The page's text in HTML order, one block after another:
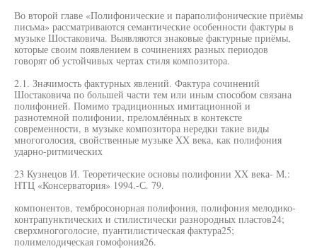
Во второй главе «Полифонические и параполифонические приёмы
письма» рассматриваются семантические особенности фактуры в
музыке Шостаковича. Выявляются знаковые фактурные приёмы,
которые своим появлением в сочинениях разных периодов
говорят об устойчивых чертах стиля композитора.
2.1. Значимость фактурных явлений. Фактура сочинений
Шостаковича по большей части тем или иным способом связана
полифонией. Помимо традиционных имитационной и
разнотемной полифонии, преломлённых в контексте
современности, в музыке композитора нередки такие виды
многоголосия, свойственные музыке XX века, как полифония
ударно-ритмических
23 Кузнецов И. Теоретические основы полифонии XX века- М.:
НТЦ «Консерватория» 1994.-С. 79.
компонентов, тембросонорная полифония, полифония мелодико-
контрапунктических и стилистически разнородных пластов24;
сверхмногоголосие, пуантилистическая фактура25;
полимелодическая гомофония26.